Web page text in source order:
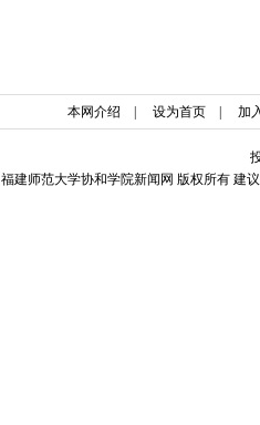
本网介绍 设为首页| 加
福建师范大学协和学院新闻网 版权所有 建